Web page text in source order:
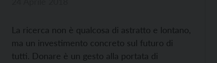
La ricerca non è qualcosa di astratto e lontano,
ma un investimento concreto sul futuro di
tutti. Donare è un gesto alla portata di